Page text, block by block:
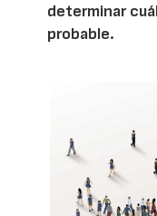
determinar
probable.